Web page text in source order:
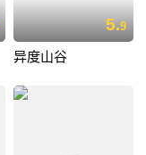
5.9
异度山谷